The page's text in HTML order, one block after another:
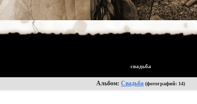
свадьба
Альбом: Свадьба (фотографий: 14)